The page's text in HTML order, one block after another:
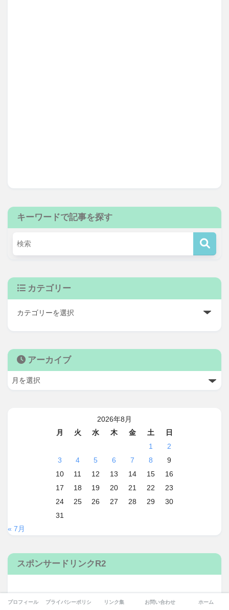
キーワードで記事を探す
カテゴリー
アーカイブ
2026年8月
月
火 水 木 金 土
日
1
2
3
4 5 6 7 8
9
10
11 12 13 14 15
16
17
18 19 20 21 22
23
24
25 26 27 28 29
30
31
« 7月
スポンサードリンクR2
プロフィール プライバシーポリシー リンク集 お問い合わせ ホーム